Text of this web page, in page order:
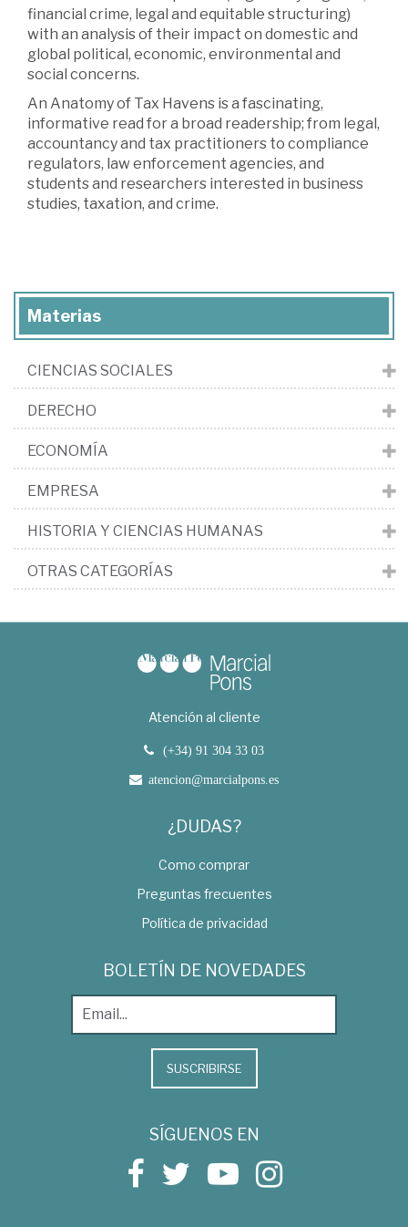
financial crime, legal and equitable structuring)
with an analysis of their impact on domestic and
global political, economic, environmental and
social concerns.
An Anatomy of Tax Havens is a fascinating,
informative read for a broad readership; from legal,
accountancy and tax practitioners to compliance
regulators, law enforcement agencies, and
students and researchers interested in business
studies, taxation, and crime.
Materias
CIENCIAS SOCIALES
DERECHO
ECONOMÍA
EMPRESA
HISTORIA Y CIENCIAS HUMANAS
OTRAS CATEGORÍAS
Atención al cliente
(+34) 91 304 33 03
atencion@marcialpons.es
¿DUDAS?
Como comprar
Preguntas frecuentes
Política de privacidad
BOLETÍN DE NOVEDADES
SUSCRIBIRSE
SÍGUENOS EN